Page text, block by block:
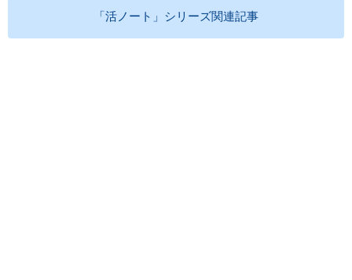
「活ノート」シリーズ関連記事